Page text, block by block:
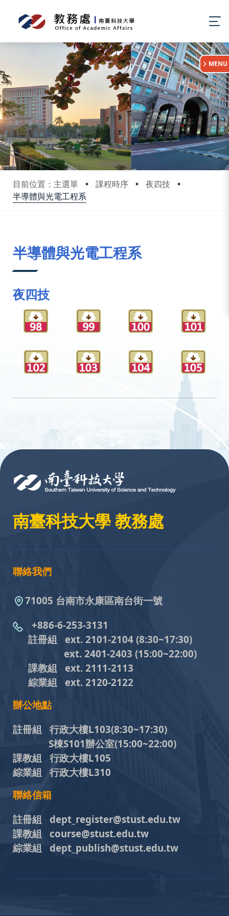
目前位置：主選單 課程時序
夜四技
半導體與光電工程系
:::
MENU
半導體與光電工程系
夜四技
南臺科技大學 教務處
聯絡我們
71005 台南市永康區南台街一號
+886-6-253-3131
註冊組 ext. 2101-2104 (8:30~17:30)
ext. 2401-2403 (15:00~22:00)
課教組 ext. 2111-2113
綜業組
ext. 2120-2122
辦公地點
註冊組 行政大樓L103(8:30~17:30)
S棟S101辦公室(15:00~22:00)
課教組 行政大樓L105
綜業組 行政大樓L310
聯絡信箱
註冊組 dept_register@stust.edu.tw
課教組 course@stust.edu.tw
綜業組 dept_publish@stust.edu.tw